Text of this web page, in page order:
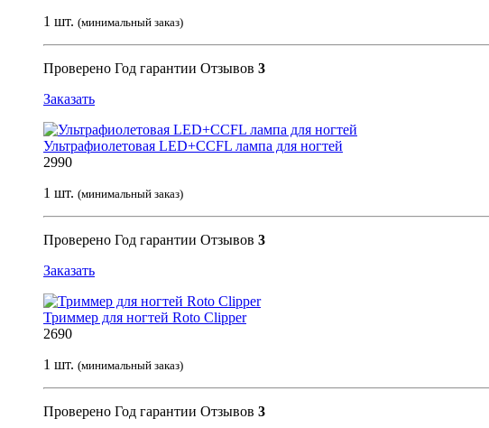
1 шт. (минимальный заказ)
Проверено Год гарантии Отзывов 3
Заказать
Ультрафиолетовая LED+CCFL лампа для ногтей
2990
1 шт. (минимальный заказ)
Проверено Год гарантии Отзывов 3
Заказать
Триммер для ногтей Roto Clipper
2690
1 шт. (минимальный заказ)
Проверено Год гарантии Отзывов 3